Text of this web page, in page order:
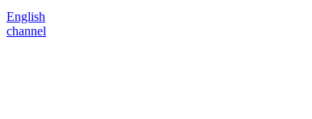
English
channel